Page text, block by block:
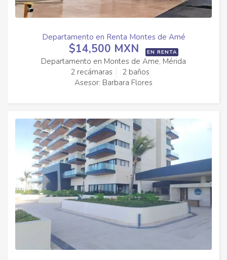
Departamento en Renta Montes de Amé
$14,500 MXN EN RENTA
Departamento en Montes de Ame, Mérida
2 recámaras
2 baños
Asesor: Barbara Flores